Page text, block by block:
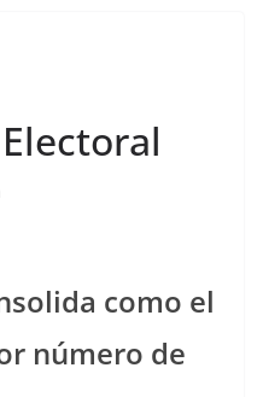
como el
número de